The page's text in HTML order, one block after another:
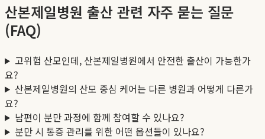
산본제일병원 출산 관련 자주 묻는 질문
(FAQ)
고위험 산모인데, 산본제일병원에서 안전한 출산이 가능한가
요?
산본제일병원의 산모 중심 케어는 다른 병원과 어떻게 다른가
요?
남편이 분만 과정에 함께 참여할 수 있나요?
분만 시 통증 관리를 위한 어떤 옵션들이 있나요?